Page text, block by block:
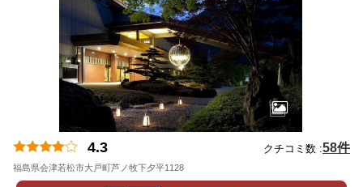
4.3 クチコミ数 :58件
福島県会津若松市大戸町芦ノ牧下夕平1128